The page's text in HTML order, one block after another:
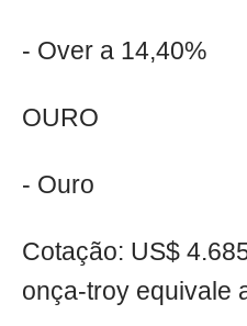
- Over a 14,40%
OURO
- Ouro
Cotação: US$
onça-troy equivale